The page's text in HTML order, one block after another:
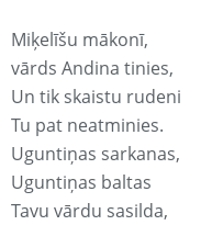
Miķelīšu mākonī,
vārds Andina tinies,
Un tik skaistu rudeni
Tu pat neatminies.
Uguntiņas sarkanas,
Uguntiņas baltas
Tavu vārdu sasilda,